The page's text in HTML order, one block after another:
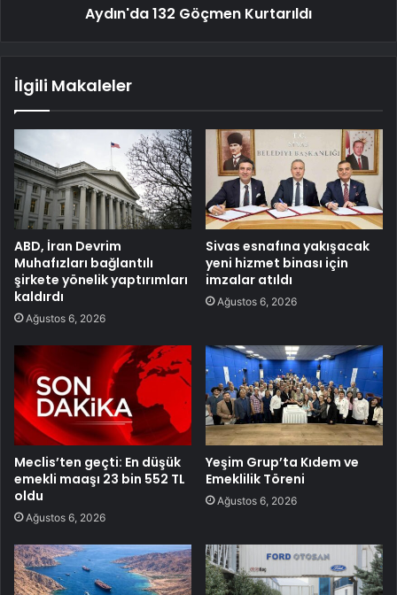
Aydın'da 132 Göçmen Kurtarıldı
İlgili Makaleler
ABD, İran Devrim
Muhafızları bağlantılı
şirkete yönelik yaptırımları
kaldırdı
Ağustos 6, 2026
Sivas esnafına yakışacak
yeni hizmet binası için
imzalar atıldı
Ağustos 6, 2026
Meclis’ten geçti: En düşük
emekli maaşı 23 bin 552 TL
oldu
Ağustos 6, 2026
Yeşim Grup’ta Kıdem ve
Emeklilik Töreni
Ağustos 6, 2026